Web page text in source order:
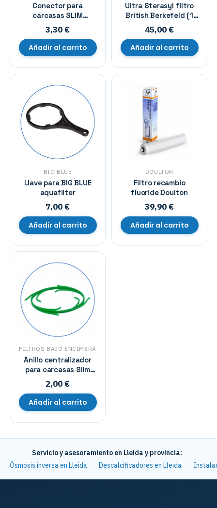
Conector para
carcasas SLIM
aquafilter
3,30 €
Añadir al carrito
Ultra Sterasyl filtro
British Berkefeld (1
unidad)
45,00 €
Añadir al carrito
BIG BLUE
Llave para BIG BLUE
aquafilter
7,00 €
Añadir al carrito
DOULTON
Filtro recambio
fluoride Doulton
39,90 €
Añadir al carrito
FILTROS BAJO ENCIMERA
Anillo centralizador
para carcasas Slim
aquafilter
2,00 €
Añadir al carrito
Servicio y asesoramiento en Lleida y provincia:
Ósmosis inversa en Lleida
· Descalcificadores en Lleida ·